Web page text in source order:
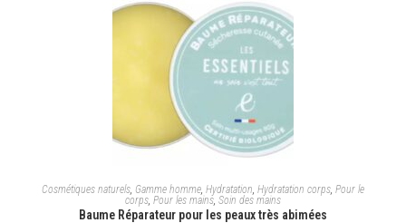
AJOUTER AU PANIER
Cosmétiques naturels, Gamme homme, Hydratation, Hydratation corps, Pour le
corps, Pour les mains, Soin des mains
Baume Réparateur pour les peaux très abimées